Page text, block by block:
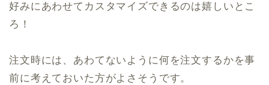
好みにあわせてカスタマイズできるのは嬉しいとこ
ろ！
注文時には、あわてないように何を注文するかを事
前に考えておいた方がよさそうです。